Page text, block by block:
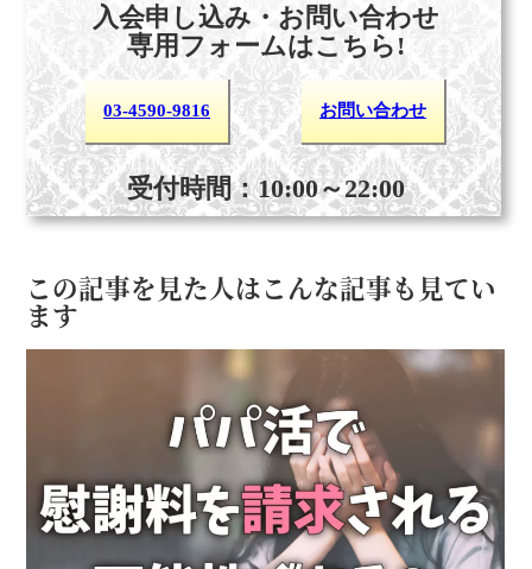
入会申し込み・お問い合わせ
専用フォームはこちら!
03-4590-9816 お問い合わせ
受付時間：10:00～22:00
この記事を見た人はこんな記事も見てい
ます